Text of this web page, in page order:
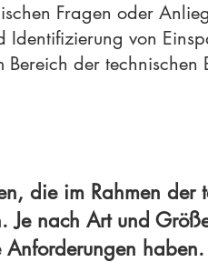
Fragen oder
Identifizierung von
der technischen
die im Rahmen der
Je nach Art und
haben.